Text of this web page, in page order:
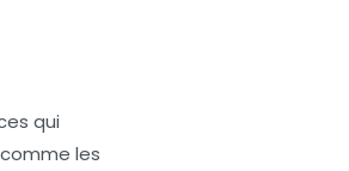
qui
les